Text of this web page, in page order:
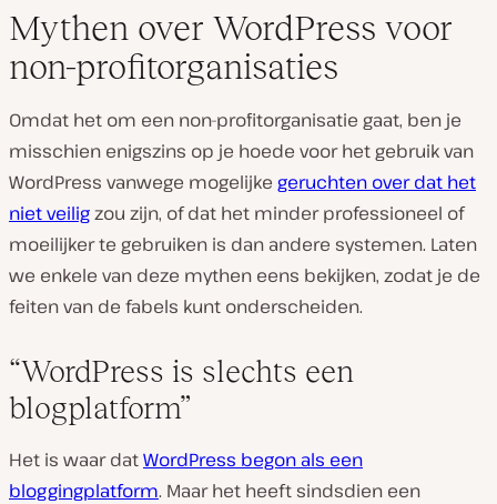
Mythen over WordPress voor
non-profitorganisaties
Omdat het om een non-profitorganisatie gaat, ben je
misschien enigszins op je hoede voor het gebruik van
WordPress vanwege mogelijke geruchten over dat het
niet veiligzou zijn, of dat het minder professioneel of
moeilijker te gebruiken is dan andere systemen. Laten
we enkele van deze mythen eens bekijken, zodat je de
feiten van de fabels kunt onderscheiden.
“WordPress is slechts een
blogplatform”
Het is waar datWordPress begon als een
bloggingplatform. Maar het heeft sindsdien een